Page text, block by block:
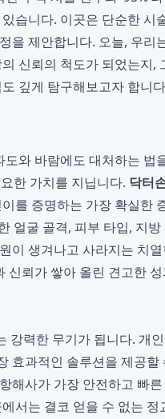
습니다. 이곳은 단순한 시
을 제안합니다. 오늘, 우리
신뢰의 척도가 되었는지,
깊게 탐구해보고자 합니
와 바람에도 대처하는 법
한 가치를 지닙니다. 닥터
를 증명하는 가장 확실한
얼굴 골격, 피부 타입, 지
이 생겨나고 사라지는 치
신뢰가 쌓아 올린 견고한
강력한 무기가 됩니다. 개
효과적인 솔루션을 제공할
해사가 가장 안전하고 빠
서는 결코 얻을 수 없는